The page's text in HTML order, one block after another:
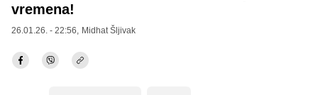
vremena!
26.01.26. - 22:56, Midhat Šljivak